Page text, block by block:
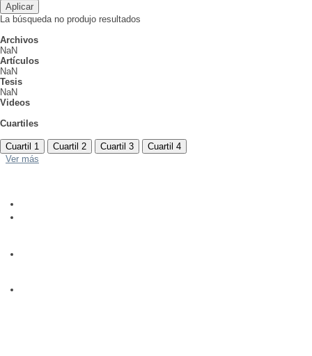
La búsqueda no produjo resultados
Archivos
NaN
Artículos
NaN
Tesis
NaN
Videos
Cuartiles
Cuartil 1 Cuartil 2 Cuartil 3
Cuartil 4
Ver más